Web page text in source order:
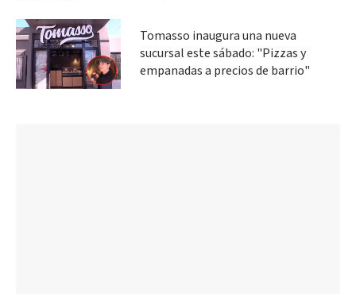
Tomasso inaugura una nueva
sucursal este sábado: "Pizzas y
empanadas a precios de barrio"